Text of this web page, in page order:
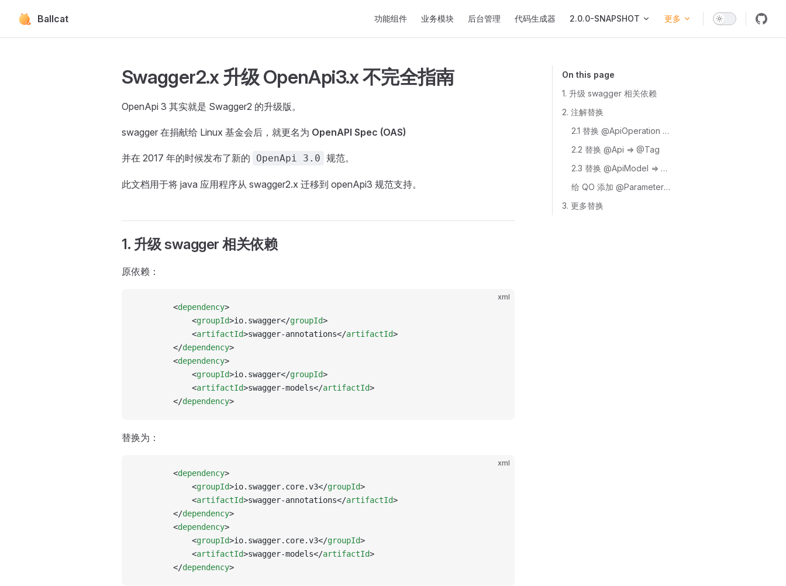
Skip to content
Ballcat 功能组件 业务模块 后台管理 代码生成器 2.0.0-SNAPSHOT 更多
On this page
1. 升级 swagger 相关依赖
2. 注解替换
2.1 替换 @ApiOperation => @Operation
2.2 替换 @Api => @Tag
2.3 替换 @ApiModel => @Schema
给 QO 添加 @ParameterObject 注解
3. 更多替换
Swagger2.x 升级 OpenApi3.x 不完全指南
OpenApi 3 其实就是 Swagger2 的升级版。
swagger 在捐献给 Linux 基金会后，就更名为 OpenAPI Spec (OAS)
并在 2017 年的时候发布了新的 OpenApi 3.0 规范。
此文档用于将 java 应用程序从 swagger2.x 迁移到 openApi3 规范支持。
1. 升级 swagger 相关依赖
原依赖：
xml
		<
dependency>
			<
groupId>io.swagger</groupId>
			<
artifactId>swagger-annotations</artifactId>
		</
dependency>
		<
dependency>
			<
groupId>io.swagger</groupId>
			<
artifactId>swagger-models</artifactId>
		</
dependency>
替换为：
xml
		<
dependency>
			<
groupId>io.swagger.core.v3</groupId>
			<
artifactId>swagger-annotations</artifactId>
		</
dependency>
		<
dependency>
			<
groupId>io.swagger.core.v3</groupId>
			<
artifactId>swagger-models</artifactId>
		</
dependency>